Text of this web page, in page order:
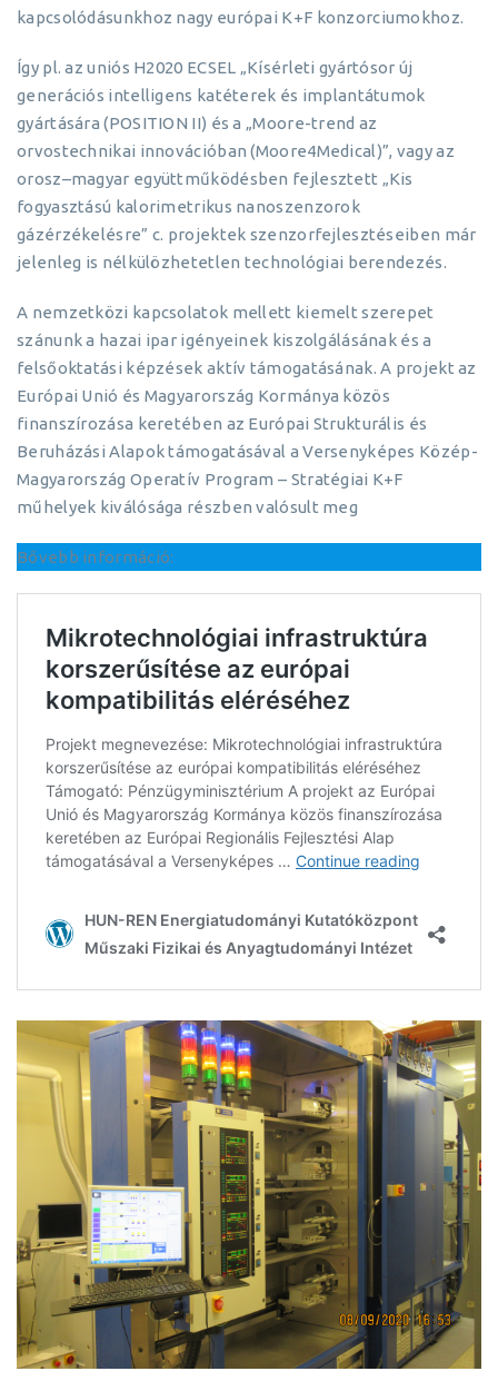
kapcsolódásunkhoz nagy európai K+F konzorciumokhoz.
Így pl. az uniós H2020 ECSEL „Kísérleti gyártósor új
generációs intelligens katéterek és implantátumok
gyártására (POSITION II) és a „Moore-trend az
orvostechnikai innovációban (Moore4Medical)”, vagy az
orosz–magyar együttműködésben fejlesztett „Kis
fogyasztású kalorimetrikus nanoszenzorok
gázérzékelésre” c. projektek szenzorfejlesztéseiben már
jelenleg is nélkülözhetetlen technológiai berendezés.
A nemzetközi kapcsolatok mellett kiemelt szerepet
szánunk a hazai ipar igényeinek kiszolgálásának és a
felsőoktatási képzések aktív támogatásának. A projekt az
Európai Unió és Magyarország Kormánya közös
finanszírozása keretében az Európai Strukturális és
Beruházási Alapok támogatásával a Versenyképes Közép-
Magyarország Operatív Program – Stratégiai K+F
műhelyek kiválósága részben valósult meg
Bővebb információ: